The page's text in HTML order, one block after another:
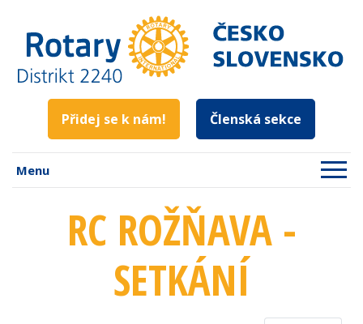
Přidej se k nám! Členská sekce
Menu
RC ROŽŇAVA -
SETKÁNÍ